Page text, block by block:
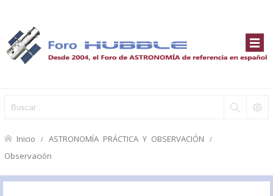
Inicio ASTRONOMÍA PRÁCTICA Y OBSERVACIÓN
Observación